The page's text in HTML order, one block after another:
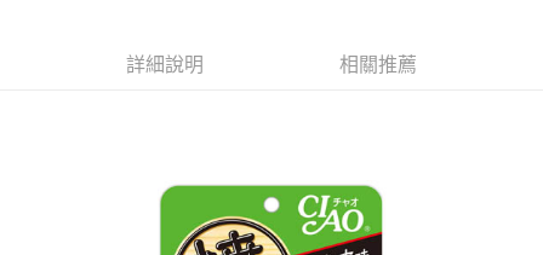
３．收到繳費通知簡訊後14天內，點擊此簡訊中的連結，可透過四大超商／
是否繳費成功／繳費後需取消欲退款等相關疑問，請聯繫「AFTEE先享後付
https://netprotections.freshdesk.com/support/home
每筆NT$65，滿NT$490(含以上)免運費
詳細說明 相關推薦